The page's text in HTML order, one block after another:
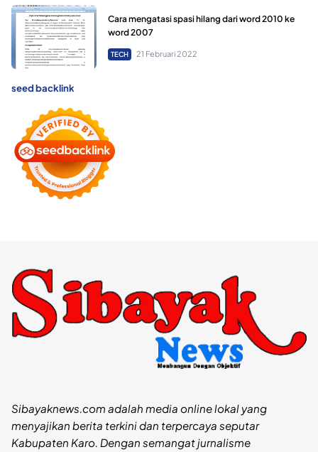
Cara mengatasi spasi hilang dari word 2010 ke
word 2007
TECH 21 Februari 2022
seed backlink
Sibayaknews.com adalah media online lokal yang
menyajikan berita terkini dan terpercaya seputar
Kabupaten Karo. Dengan semangat jurnalisme